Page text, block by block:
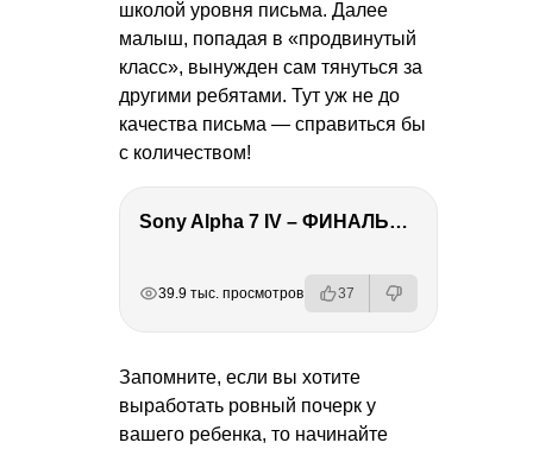
школой уровня письма. Далее
малыш, попадая в «продвинутый
класс», вынужден сам тянуться за
другими ребятами. Тут уж не до
качества письма — справиться бы
с количеством!
Sony Alpha 7 IV – ФИНАЛЬНЫЙ ОБЗОР
39.9 тыс. просмотров 37
Запомните, если вы хотите
выработать ровный почерк у
вашего ребенка, то начинайте